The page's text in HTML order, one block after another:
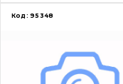
Код: 95348